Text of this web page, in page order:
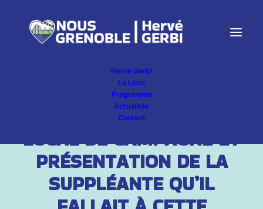
Hervé Gerbi
La Liste
Programme
Actualités
Contact
INAUGURATION DU
LOCAL DE CAMPAGNE ET
PRÉSENTATION DE LA
SUPPLÉANTE QU’IL